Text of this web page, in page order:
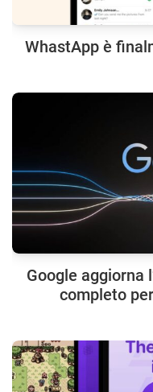
WhastApp è
Google aggiorna
completo